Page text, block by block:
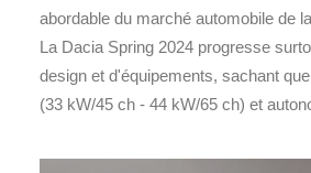
abordable du marché automobile de
La Dacia Spring 2024 progresse
design et d'équipements, sachant
(33 kW/45 ch - 44 kW/65 ch) et